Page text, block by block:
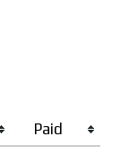
Paid